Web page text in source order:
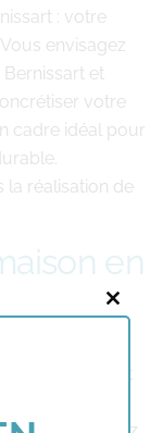
: votre
envisagez
et
votre
cadre idéal pour
réalisation de
en
: votre projet
une
Close